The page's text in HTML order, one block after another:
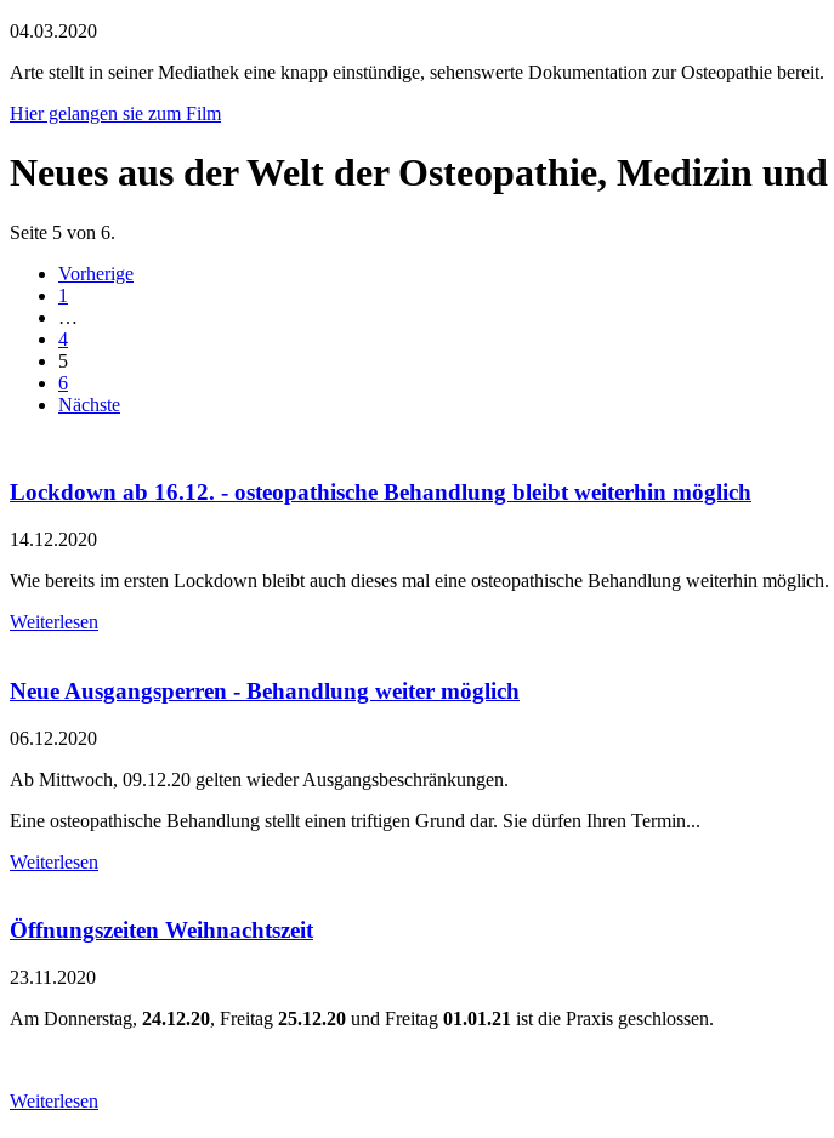
04.03.2020
Arte stellt in seiner Mediathek eine knapp einstündige, sehenswerte Dokumentation zur Osteopathie bereit.
Hier gelangen sie zum Film
Neues aus der Welt der Osteopathie, Medizin
Seite 5 von 6.
Vorherige
1
…
4
5
6
Nächste
Lockdown ab 16.12. - osteopathische Behandlung bleibt weiterhin möglich
14.12.2020
Wie bereits im ersten Lockdown bleibt auch dieses mal eine osteopathische Behandlung weiterhin
Weiterlesen
Neue Ausgangsperren - Behandlung weiter möglich
06.12.2020
Ab Mittwoch, 09.12.20 gelten wieder Ausgangsbeschränkungen.
Eine osteopathische Behandlung stellt einen triftigen Grund dar. Sie dürfen Ihren Termin...
Weiterlesen
Öffnungszeiten Weihnachtszeit
23.11.2020
Am Donnerstag, 24.12.20, Freitag 25.12.20 und Freitag 01.01.21 ist die Praxis geschlossen.
Weiterlesen